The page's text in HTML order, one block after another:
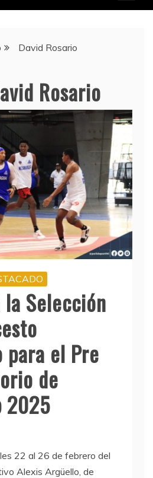
David Rosario
Rosario
Selección
para el Pre
de
2025
22 al 26 de febrero del
Alexis Argüello, de